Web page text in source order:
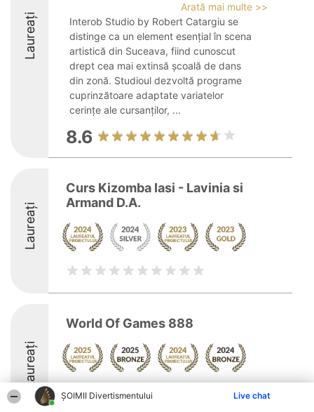
ŞOIMII Divertismentului Live chat
Laureați
Arată mai multe >>
Interob Studio by Robert Catargiu se
distinge ca un element esențial în scena
artistică din Suceava, fiind cunoscut
drept cea mai extinsă școală de dans
din zonă. Studioul dezvoltă programe
cuprinzătoare adaptate variatelor
cerințe ale cursanților, ...
8.6
Laureați
Curs Kizomba Iasi - Lavinia si
Armand D.A.
Laureați
World Of Games 888